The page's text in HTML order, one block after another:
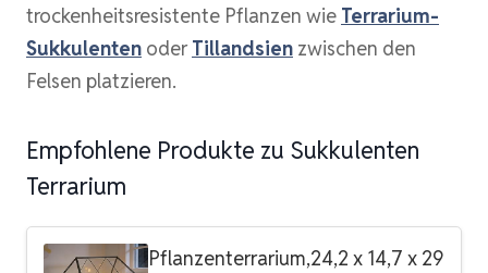
trockenheitsresistente Pflanzen wie Terrarium-
Sukkulenten oderTillandsien zwischen den
Felsen platzieren.
Empfohlene Produkte zu Sukkulenten
Terrarium
Pflanzenterrarium,24,2 x 14,7 x 29